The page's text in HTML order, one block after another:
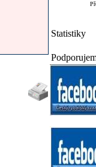
Statistiky